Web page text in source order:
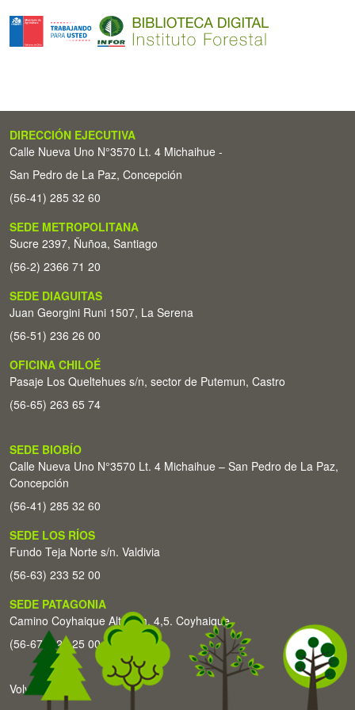
DIRECCIÓN EJECUTIVA
Calle Nueva Uno N°3570 Lt. 4 Michaihue -
San Pedro de La Paz, Concepción
(56-41) 285 32 60
SEDE METROPOLITANA
Sucre 2397, Ñuñoa, Santiago
(56-2) 2366 71 20
SEDE DIAGUITAS
Juan Georgini Runi 1507, La Serena
(56-51) 236 26 00
OFICINA CHILOÉ
Pasaje Los Queltehues s/n, sector de Putemun, Castro
(56-65) 263 65 74
SEDE BIOBÍO
Calle Nueva Uno N°3570 Lt. 4 Michaihue – San Pedro de La Paz,
Concepción
(56-41) 285 32 60
SEDE LOS RÍOS
Fundo Teja Norte s/n. Valdivia
(56-63) 233 52 00
SEDE PATAGONIA
Camino Coyhaique Alto Km. 4,5. Coyhaique
(56-67) 226 25 00
Volver arriba